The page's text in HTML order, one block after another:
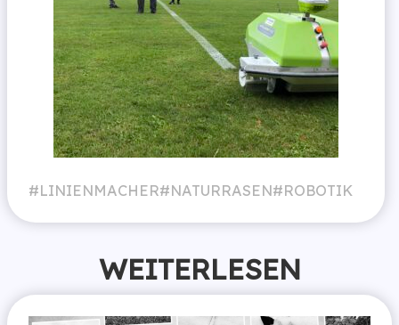
LINIENMACHER NATURRASEN ROBOTIK
WEITERLESEN